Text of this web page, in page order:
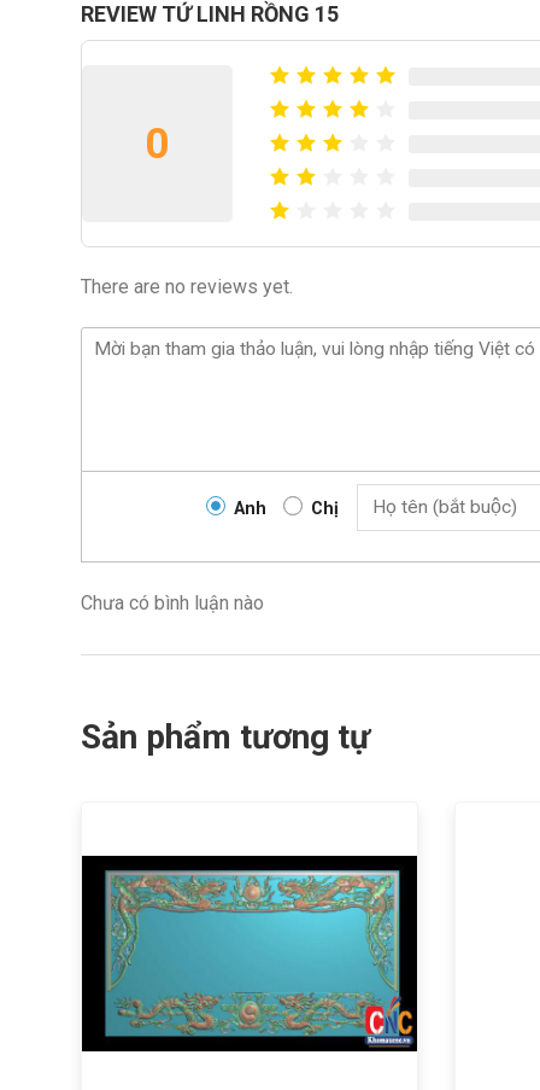
REVIEW TỨ LINH RỒNG 15
0
There are no reviews yet.
Anh Chị
Chưa có bình luận nào
Sản phẩm tương tự